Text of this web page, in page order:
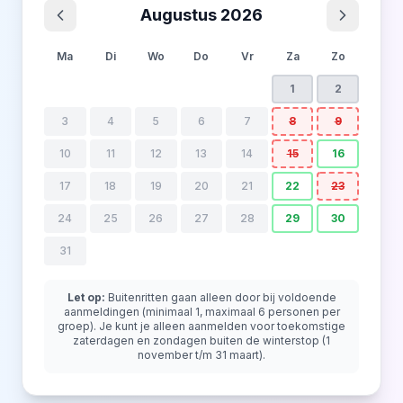
Augustus 2026
Ma Di Wo Do Vr Za Zo
1 2
3 4 5 6 7 8 9
10 11 12 13 14 15 16
17 18 19 20 21 22 23
24 25 26 27 28 29 30
31
Let op: Buitenritten gaan alleen door bij voldoende
aanmeldingen (minimaal 1, maximaal 6 personen per
groep). Je kunt je alleen aanmelden voor toekomstige
zaterdagen en zondagen buiten de winterstop (1
november t/m 31 maart).